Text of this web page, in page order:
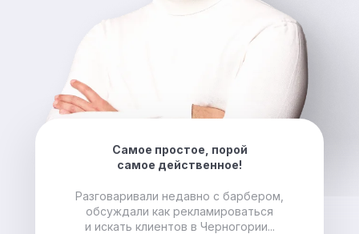
Самое простое, порой
самое действенное!
Разговаривали недавно с барбером,
обсуждали как рекламироваться
и искать клиентов в Черногории...